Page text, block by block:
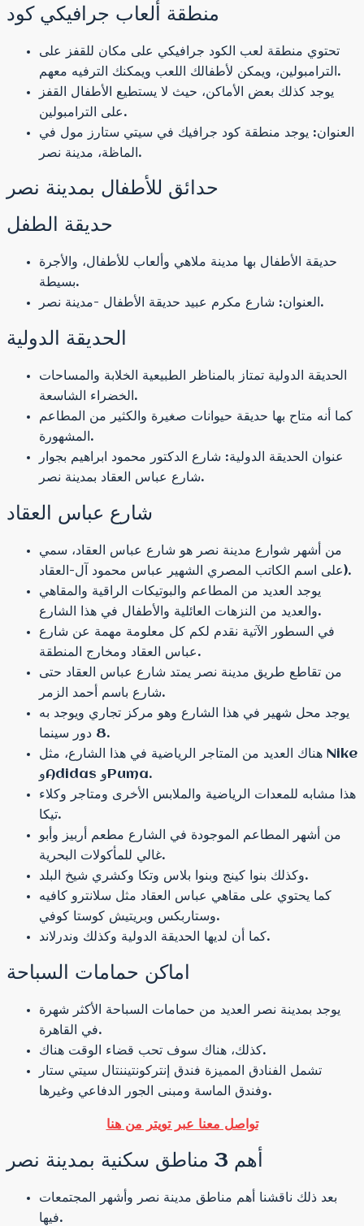
منطقة ألعاب جرافيكي كود
تحتوي منطقة لعب الكود جرافيكي على مكان للقفز على
الترامبولين، ويمكن لأطفالك اللعب ويمكنك الترفيه معهم.
يوجد كذلك بعض الأماكن، حيث لا يستطيع الأطفال القفز
على الترامبولين.
العنوان: يوجد منطقة كود جرافيك في سيتي ستارز مول في
الماظة، مدينة نصر.
حدائق للأطفال بمدينة نصر
حديقة الطفل
حديقة الأطفال بها مدينة ملاهي وألعاب للأطفال، والأجرة
بسيطة.
العنوان: شارع مكرم عبيد حديقة الأطفال -مدينة نصر.
الحديقة الدولية
الحديقة الدولية تمتاز بالمناظر الطبيعية الخلابة والمساحات
الخضراء الشاسعة.
كما أنه متاح بها حديقة حيوانات صغيرة والكثير من المطاعم
المشهورة.
عنوان الحديقة الدولية: شارع الدكتور محمود ابراهيم بجوار
شارع عباس العقاد بمدينة نصر.
شارع عباس العقاد
من أشهر شوارع مدينة نصر هو شارع عباس العقاد، سمي
على اسم الكاتب المصري الشهير عباس محمود آل-العقاد).
يوجد العديد من المطاعم والبوتيكات الراقية والمقاهي
والعديد من النزهات العائلية والأطفال في هذا الشارع.
في السطور الآتية نقدم لكم كل معلومة مهمة عن شارع
عباس العقاد ومخارج المنطقة.
من تقاطع طريق مدينة نصر يمتد شارع عباس العقاد حتى
شارع باسم أحمد الزمر.
يوجد محل شهير في هذا الشارع وهو مركز تجاري ويوجد به
8 دور سينما.
هناك العديد من المتاجر الرياضية في هذا الشارع، مثل Nike
وAdidas وPuma.
هذا مشابه للمعدات الرياضية والملابس الأخرى ومتاجر وكلاء
تيكا.
من أشهر المطاعم الموجودة في الشارع مطعم أربيز وأبو
غالي للمأكولات البحرية.
وكذلك بنوا كينج وبنوا بلاس وتكا وكشري شيخ البلد.
كما يحتوي على مقاهي عباس العقاد مثل سلانترو كافيه
وستاربكس وبريتيش كوستا كوفي.
كما أن لديها الحديقة الدولية وكذلك وندرلاند.
اماكن حمامات السباحة
يوجد بمدينة نصر العديد من حمامات السباحة الأكثر شهرة
في القاهرة.
كذلك، هناك سوف تحب قضاء الوقت هناك.
تشمل الفنادق المميزة فندق إنتركونتيننتال سيتي ستار
وفندق الماسة ومبنى الجور الدفاعي وغيرها.
تواصل معنا عبر تويتر من هنا
أهم 3 مناطق سكنية بمدينة نصر
بعد ذلك ناقشنا أهم مناطق مدينة نصر وأشهر المجتمعات
فيها.